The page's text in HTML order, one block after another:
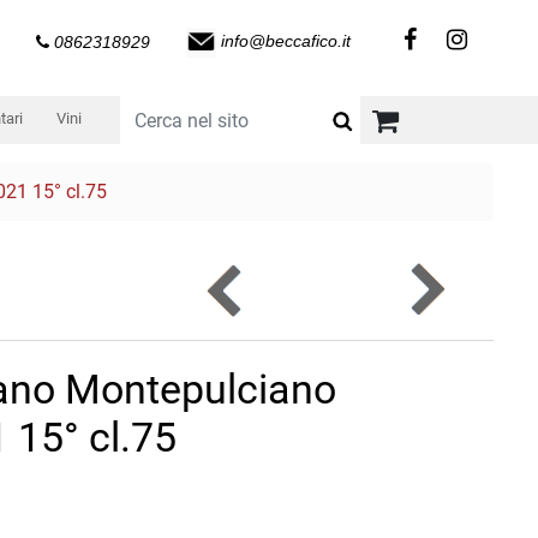
0862318929 info@beccafico.it
Vini
15° cl.75
Montepulciano
15° cl.75